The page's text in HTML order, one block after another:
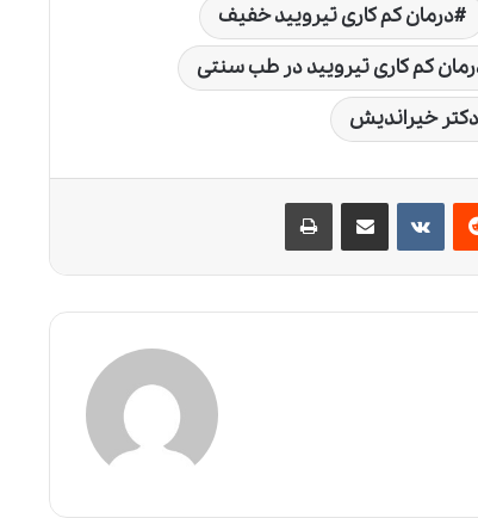
درمان کم کاری تیرویید خفیف
کم کاری تیرویید در طب سنتی
دکتر خیراندیش
‫VKontakteاشتراک گذاری از طریق ایمیل چاپ